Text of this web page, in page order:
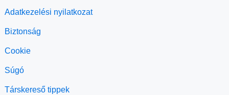
Adatkezelési nyilatkozat
Biztonság
Cookie
Súgó
Társkereső tippek